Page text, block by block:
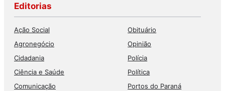
Editorias
Ação Social
Agronegócio
Cidadania
Ciência e Saúde
Comunicação
Obituário
Opinião
Polícia
Política
Portos do Paraná